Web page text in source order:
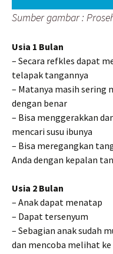
Sumber gambar :
Usia 1 Bulan
– Secara refkles dapat
telapak tangannya
– Matanya masih sering
dengan benar
– Bisa menggerakkan
mencari susu ibunya
– Bisa meregangkan
Anda dengan kepalan
Usia 2 Bulan
– Anak dapat menatap
– Dapat tersenyum
– Sebagian anak sudah
dan mencoba melihat